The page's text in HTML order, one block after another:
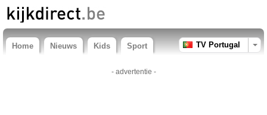
Home Nieuws Kids Sport TV Portugal
- advertentie -